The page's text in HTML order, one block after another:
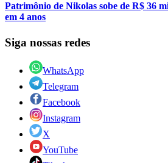
Patrimônio de Nikolas sobe de R$ 36
em 4 anos
Siga nossas redes
WhatsApp
Telegram
Facebook
Instagram
X
YouTube